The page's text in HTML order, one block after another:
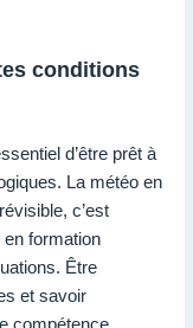
conditions
d’être prêt à
La météo en
c’est
formation
Être
et savoir
compétence